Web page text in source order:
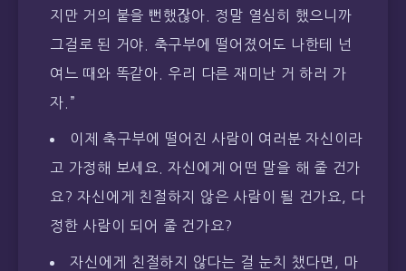
지만 거의 붙을 뻔했잖아. 정말 열심히 했으니까
그걸로 된 거야. 축구부에 떨어졌어도 나한테 넌
여느 때와 똑같아. 우리 다른 재미난 거 하러 가
자.”
이제 축구부에 떨어진 사람이 여러분 자신이라
고 가정해 보세요. 자신에게 어떤 말을 해 줄 건가
요? 자신에게 친절하지 않은 사람이 될 건가요, 다
정한 사람이 되어 줄 건가요?
자신에게 친절하지 않다는 걸 눈치 챘다면, 마